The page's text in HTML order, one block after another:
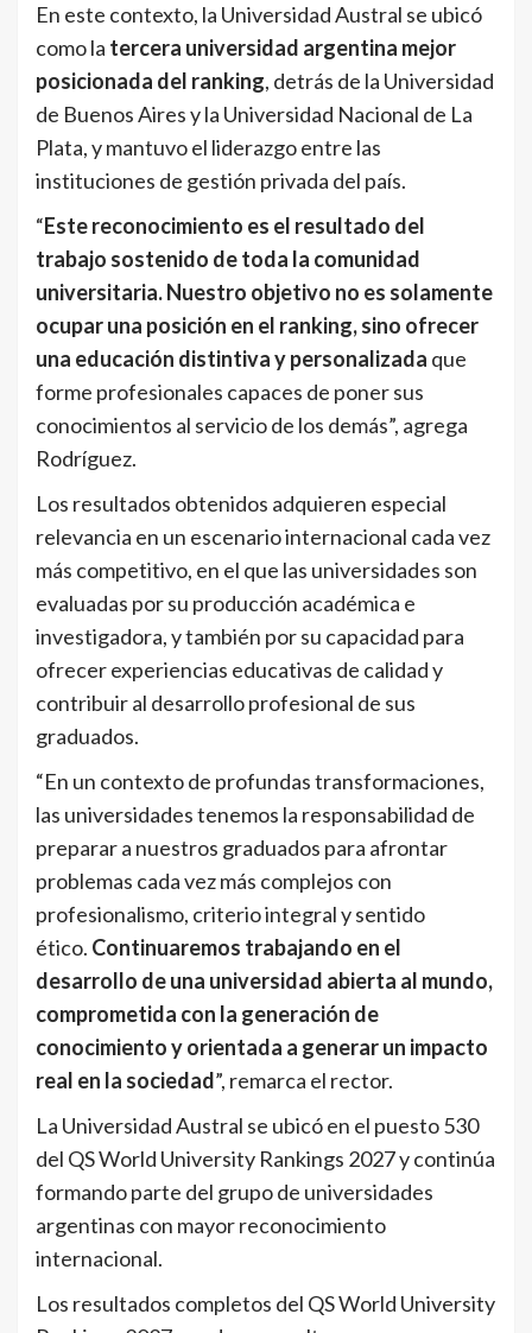
En este contexto, la Universidad Austral se ubicó
como la tercera universidad argentina mejor
posicionada del ranking, detrás de la Universidad
de Buenos Aires y la Universidad Nacional de La
Plata, y mantuvo el liderazgo entre las
instituciones de gestión privada del país.
“Este reconocimiento es el resultado del
trabajo sostenido de toda la comunidad
universitaria. Nuestro objetivo no es solamente
ocupar una posición en el ranking, sino ofrecer
una educación distintiva y personalizada que
forme profesionales capaces de poner sus
conocimientos al servicio de los demás”, agrega
Rodríguez.
Los resultados obtenidos adquieren especial
relevancia en un escenario internacional cada vez
más competitivo, en el que las universidades son
evaluadas por su producción académica e
investigadora, y también por su capacidad para
ofrecer experiencias educativas de calidad y
contribuir al desarrollo profesional de sus
graduados.
“En un contexto de profundas transformaciones,
las universidades tenemos la responsabilidad de
preparar a nuestros graduados para afrontar
problemas cada vez más complejos con
profesionalismo, criterio integral y sentido
ético. Continuaremos trabajando en el
desarrollo de una universidad abierta al mundo,
comprometida con la generación de
conocimiento y orientada a generar un impacto
real en la sociedad”, remarca el rector.
La Universidad Austral se ubicó en el puesto 530
del QS World University Rankings 2027 y continúa
formando parte del grupo de universidades
argentinas con mayor reconocimiento
internacional.
Los resultados completos del QS World University